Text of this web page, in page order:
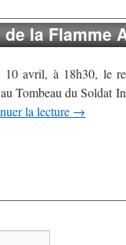
de la Flamme
avril, à 18h30, le
Tombeau du Soldat
la lecture →